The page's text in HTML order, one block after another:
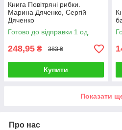
Книга Повітряні рибки.
Марина Дяченко, Сергій
Дяченко
Готово до відправки 1 од.
248,95 ₴ 383 ₴
Купити
Показати
Про нас